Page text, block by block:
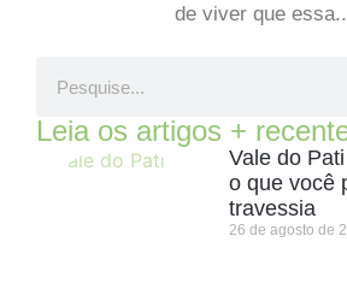
de viver que
Leia os artigos +
Vale do
o que você
travessia
26 de agosto de